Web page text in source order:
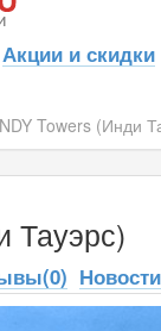
Акции и скидки
Towers (Инди
Тауэрс)